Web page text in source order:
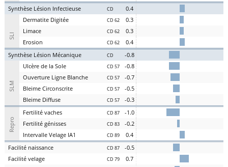
Synthèse Lésion Infectieuse CD 0.4
SLI
Dermatite Digitée CD 62
0.3
Limace CD 62
0.3
Erosion CD 62
0.4
Synthèse Lésion Mécanique CD -0.8
SLM
Ulcère de la Sole CD 57
-0.8
Ouverture Ligne Blanche CD 57
-0.7
Bleime Circonscrite CD 57
-0.5
Bleime Diffuse CD 57 -0.3
Repro
Fertilité vaches CD 87
-1.0
Fertilité génisses CD 83
-0.2
Intervalle Velage IA1 CD 89
0.4
Facilité naissance CD 87
-0.5
Facilité velage CD 79
0.7